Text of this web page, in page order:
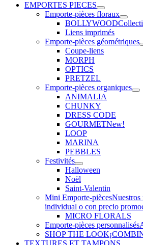
EMPORTES PIECES
Emporte-pièces floraux
BOLLYWOOD
Liens imprimés
Emporte-pièces géométriques
Coupe-liens
MORPH
OPTICS
PRETZEL
Emporte-pièces organiques
ANIMALIA
CHUNKY
DRESS CODE
GOURMETNew!
LOOP
MARINA
PEBBLES
Festivités
Halloween
Noël
Saint-Valentin
Mini Emporte-piècesNuestros
individual o con precio
MICRO FLORALS
Emporte-pièces personnalisés
SHOP THE LOOK
TEXTURES ET TAMPONS